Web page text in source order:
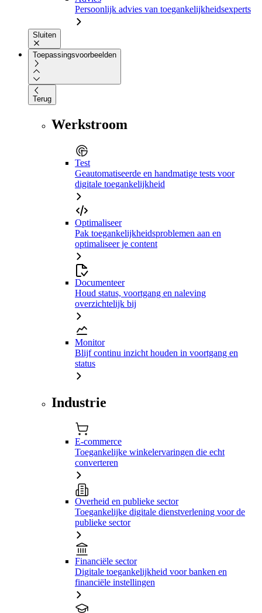
Persoonlijk advies van toegankelijkheidsexperts
Sluiten
Toepassingsvoorbeelden
Terug
Werkstroom
Test
Geautomatiseerde en handmatige tests voor
digitale toegankelijkheid
Optimaliseer
Pak toegankelijkheidsproblemen aan en
optimaliseer je content
Documenteer
Houd status, voortgang en naleving
overzichtelijk bij
Monitor
Blijf continu inzicht houden in voortgang en
status
Industrie
E-commerce
Toegankelijke winkelervaringen die echt
converteren
Overheid en publieke sector
Toegankelijke digitale dienstverlening voor de
publieke sector
Financiële sector
Digitale toegankelijkheid voor banken en
financiële instellingen